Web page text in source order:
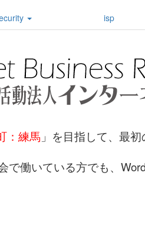
isp
：練馬 」を目指して、最
働いている方でも、